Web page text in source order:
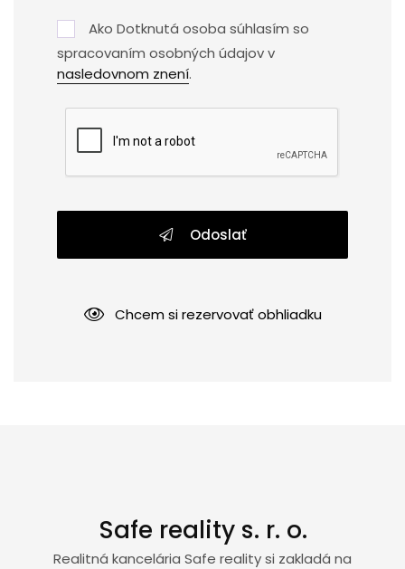
Ako Dotknutá osoba súhlasím so
spracovaním osobných údajov v
nasledovnom znení.
Odoslať
Chcem si rezervovať obhliadku
Safe reality s. r. o.
Realitná kancelária Safe reality si zakladá na